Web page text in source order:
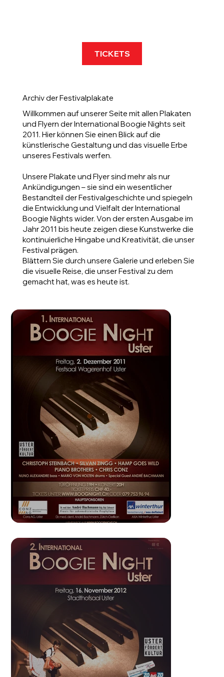
TICKETS
Archiv der Festivalplakate
Willkommen auf unserer Seite mit allen Plakaten
und Flyern der International Boogie Nights seit
2011. Hier können Sie einen Blick auf die
künstlerische Gestaltung und das visuelle Erbe
unseres Festivals werfen.
Unsere Plakate und Flyer sind mehr als nur
Ankündigungen – sie sind ein wesentlicher
Bestandteil der Festivalgeschichte und spiegeln
die Entwicklung und Vielfalt der International
Boogie Nights wider. Von der ersten Ausgabe im
Jahr 2011 bis heute zeigen diese Kunstwerke die
kontinuierliche Hingabe und Kreativität, die unser
Festival prägen.
Blättern Sie durch unsere Galerie und erleben Sie
die visuelle Reise, die unser Festival zu dem
gemacht hat, was es heute ist.